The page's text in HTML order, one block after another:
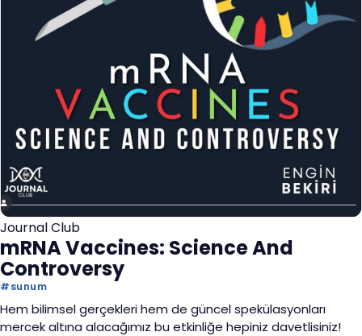
Journal Club
mRNA Vaccines: Science And
Controversy
#sunum
Hem bilimsel gerçekleri hem de güncel spekülasyonları
mercek altına alacağımız bu etkinliğe hepiniz davetlisiniz!